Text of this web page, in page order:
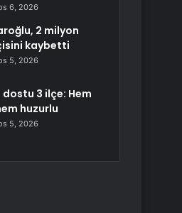
6, 2026
2 milyon
kaybetti
5, 2026
dostu 3 ilçe: Hem
huzurlu
5, 2026